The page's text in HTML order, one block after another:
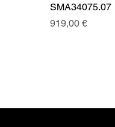
SMA34075.07
Preço
919,00 €